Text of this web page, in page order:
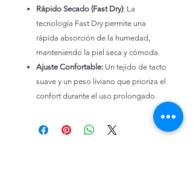
Rápido Secado (Fast Dry): La
tecnología Fast Dry permite una
rápida absorción de la humedad,
manteniendo la piel seca y cómoda.
Ajuste Confortable: Un tejido de tacto
suave y un peso liviano que prioriza el
confort durante el uso prolongado.